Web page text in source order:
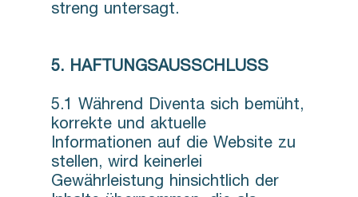
streng untersagt.
5. HAFTUNGSAUSSCHLUSS
5.1 Während Diventa sich bemüht,
korrekte und aktuelle
Informationen auf die Website zu
stellen, wird keinerlei
Gewährleistung hinsichtlich der